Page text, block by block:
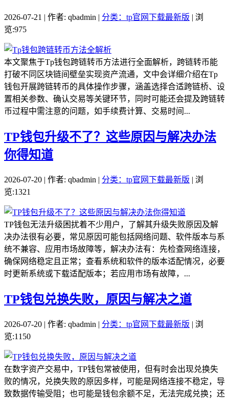
2026-07-21 | 作者: qbadmin | 分类：tp官网下载最新版 | 浏
览:975
本文聚焦于Tp钱包跨链转币方法进行全面解析，跨链转币能
打破不同区块链间壁垒实现资产流通，文中会详细介绍在Tp
钱包开展跨链转币的具体操作步骤，涵盖选择合适跨链桥、设
置相关参数、确认交易等关键环节，同时可能还会提及跨链转
币过程中需注意的问题，如手续费计算、交易时间...
TP钱包升级不了？这些原因与解决办法
你得知道
2026-07-20 | 作者: qbadmin | 分类：tp官网下载最新版 | 浏
览:1321
TP钱包无法升级困扰着不少用户，了解其升级失败原因及解
决办法很有必要，常见原因可能包括网络问题、软件版本与系
统不兼容、应用市场故障等，解决办法有：先检查网络连接，
确保网络稳定且正常；查看系统和软件的版本适配情况，必要
时更新系统或下载适配版本；若应用市场有故障，...
TP钱包兑换失败，原因与解决之道
2026-07-20 | 作者: qbadmin | 分类：tp官网下载最新版 | 浏
览:1150
在数字资产交易中，TP钱包常被使用，但有时会出现兑换失
败的情况，兑换失败的原因多样，可能是网络连接不稳定，导
致数据传输受阻；也可能是钱包余额不足，无法完成兑换；还